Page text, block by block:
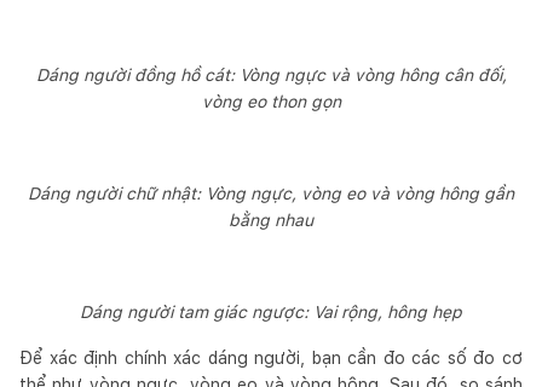
Dáng người đồng hồ cát: Vòng ngực và vòng hông cân đối,
vòng eo thon gọn
Dáng người chữ nhật: Vòng ngực, vòng eo và vòng hông gần
bằng nhau
Dáng người tam giác ngược: Vai rộng, hông hẹp
Để xác định chính xác dáng người, bạn cần đo các số đo cơ